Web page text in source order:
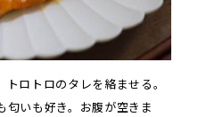
ロトロのタレを絡ませる。
いも好き。お腹が空きま